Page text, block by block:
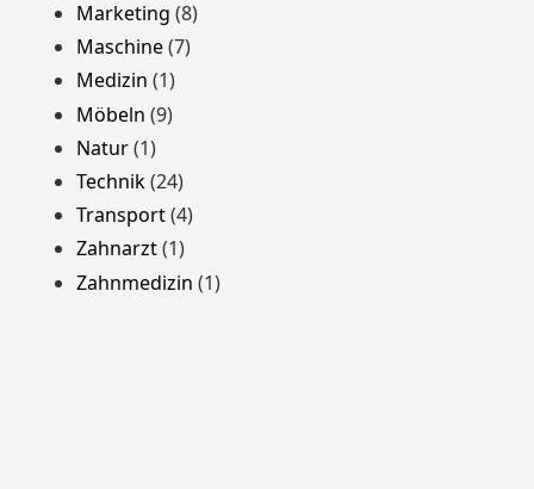
Marketing (8)
Maschine(7)
Medizin (1)
Möbeln (9)
Natur(1)
Technik(24)
Transport(4)
Zahnarzt(1)
Zahnmedizin (1)